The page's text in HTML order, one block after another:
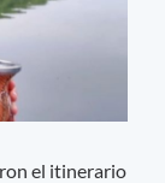
el itinerario